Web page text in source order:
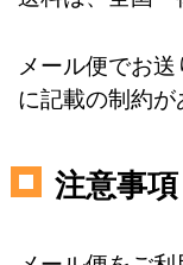
メール便でお送
に記載の制約が
注意事項